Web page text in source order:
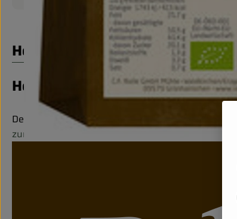
Herkunft
Hersteller: Rolle Mühle
Deutschland
zur Webseite